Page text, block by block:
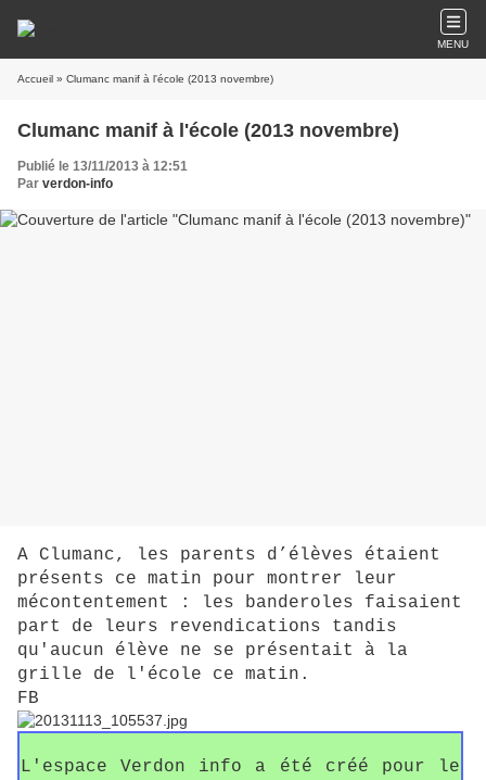
MENU
Accueil » Clumanc manif à l'école (2013 novembre)
Clumanc manif à l'école (2013 novembre)
Publié le 13/11/2013 à 12:51
Par verdon-info
A Clumanc, les parents d’élèves étaient
présents ce matin pour montrer leur
mécontentement : les banderoles faisaient
part de leurs revendications tandis
qu'aucun élève ne se présentait à la
grille de l'école ce matin.
FB
L'espace Verdon info a été créé pour le